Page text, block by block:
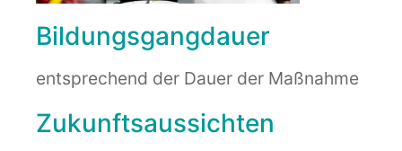
Bildungsgangdauer
entsprechend der Dauer der Maßnahme
Zukunftsaussichten